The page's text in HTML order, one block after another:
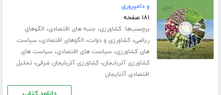
و دامپروری
۱۸۱ صفحه
برچسب‌ها:کشاورزی، جنبه های اقتصادی، الگوهای
ریاضی،کشاورزی و دولت، الگوهای اقتصادی، سیاست
های کشاورزی، سیاست های اقتصادی، سیاست های
کشاورزی آذربایجان،کشاورزی آذربایجان شرقی، تحلیل
اقتصادی آذبایجان